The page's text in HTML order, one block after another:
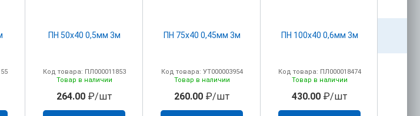
ПН 50х40 0,5мм 3м
Код товара: ПЛ000011853
Товар в наличии
264.00₽/шт
ПН 75х40 0,45мм 3м
Код товара: УТ000003954
Товар в наличии
260.00₽/шт
ПН 100х40 0,6мм 3м
Код товара: ПЛ000018474
Товар в наличии
430.00₽/шт